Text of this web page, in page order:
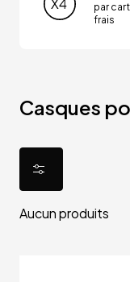
par
frais
Casques
Aucun produits